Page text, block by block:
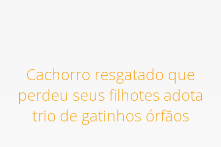
Cachorro resgatado que
perdeu seus filhotes adota
trio de gatinhos órfãos